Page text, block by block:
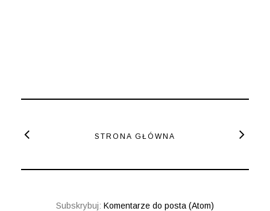
STRONA GŁÓWNA
Subskrybuj: Komentarze do posta (Atom)